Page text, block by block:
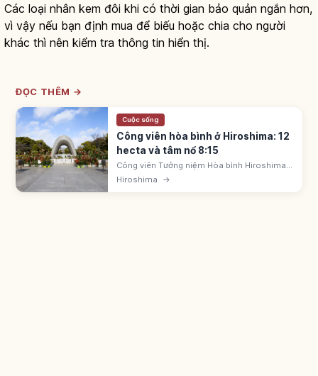
Các loại nhân kem đôi khi có thời gian bảo quản ngắn hơn,
vì vậy nếu bạn định mua để biếu hoặc chia cho người
khác thì nên kiểm tra thông tin hiển thị.
ĐỌC THÊM →
Cuộc sống
Công viên hòa bình ở Hiroshima: 12
hecta và tâm nổ 8:15
Công viên Tưởng niệm Hòa bình Hiroshima
rộng 12 hecta gần tâm nổ ngày 6/8/1945 lúc
Hiroshima →